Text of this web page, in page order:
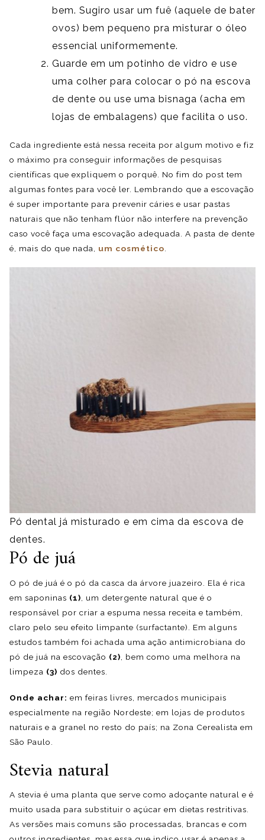
bem. Sugiro usar um fuê (aquele de bater
ovos) bem pequeno pra misturar o óleo
essencial uniformemente.
Guarde em um potinho de vidro e use
uma colher para colocar o pó na escova
de dente ou use uma bisnaga (acha em
lojas de embalagens) que facilita o uso.
Cada ingrediente está nessa receita por algum motivo e fiz
o máximo pra conseguir informações de pesquisas
científicas que expliquem o porquê. No fim do post tem
algumas fontes para você ler. Lembrando que a escovação
é super importante para prevenir cáries e usar pastas
naturais que não tenham flúor não interfere na prevenção
caso você faça uma escovação adequada. A pasta de dente
é, mais do que nada, um cosmético.
Pó dental já misturado e em cima da escova de
dentes.
Pó de juá
O pó de juá é o pó da casca da árvore juazeiro. Ela é rica
em saponinas (1) , um detergente natural que é o
responsável por criar a espuma nessa receita e também,
claro pelo seu efeito limpante (surfactante). Em alguns
estudos também foi achada uma ação antimicrobiana do
pó de juá na escovação (2) , bem como uma melhora na
limpeza (3) dos dentes.
Onde achar: em feiras livres, mercados municipais
especialmente na região Nordeste; em lojas de produtos
naturais e a granel no resto do país; na Zona Cerealista em
São Paulo.
Stevia natural
A stevia é uma planta que serve como adoçante natural e é
muito usada para substituir o açúcar em dietas restritivas.
As versões mais comuns são processadas, brancas e com